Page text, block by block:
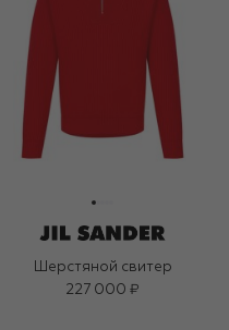
Шерстяной свитер
227 000 ₽